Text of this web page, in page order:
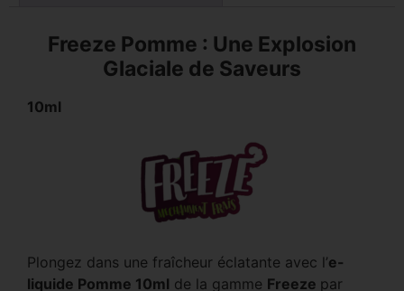
Freeze Pomme : Une Explosion
Glaciale de Saveurs
10ml
Plongez dans une fraîcheur éclatante avec l’e-
liquide Pomme 10ml de la gamme Freeze par